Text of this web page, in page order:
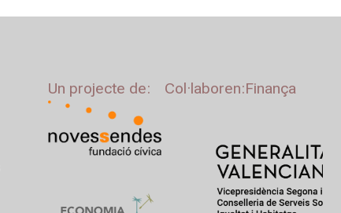
Un projecte de: Col·laboren:Finança